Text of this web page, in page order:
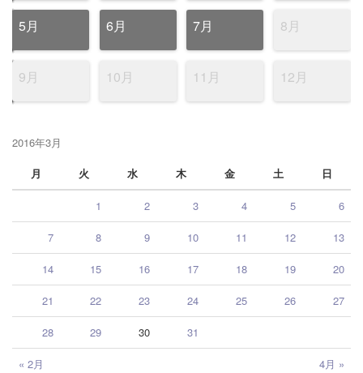
5月 6月 7月 8月
9月 10月 11月 12月
2016年3月
月
火 水 木 金 土 日
« 2月 4月 »
1 2 3 4 5 6
7 8 9 10 11 12 13
14 15 16 17 18 19 20
21 22 23 24 25 26 27
28 29 30 31